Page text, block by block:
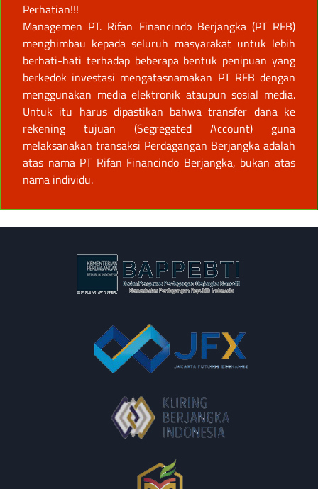
Perhatian!!!
Managemen PT. Rifan Financindo Berjangka (PT RFB)
menghimbau kepada seluruh masyarakat untuk lebih
berhati-hati terhadap beberapa bentuk penipuan yang
berkedok investasi mengatasnamakan PT RFB dengan
menggunakan media elektronik ataupun sosial media.
Untuk itu harus dipastikan bahwa transfer dana ke
rekening tujuan (Segregated Account) guna
melaksanakan transaksi Perdagangan Berjangka adalah
atas nama PT Rifan Financindo Berjangka, bukan atas
nama individu.